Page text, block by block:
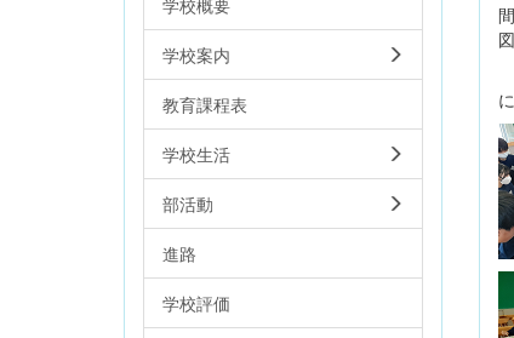
学校案内
教育課程表
学校生活
部活動
進路
学校評価